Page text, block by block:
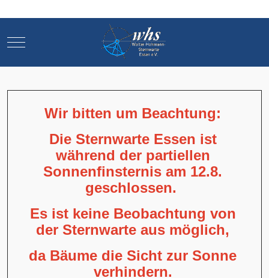
Mobile Menu Toggle
Wir bitten um Beachtung:
Die Sternwarte Essen ist
während der partiellen
Sonnenfinsternis am 12.8.
geschlossen.
Es ist keine Beobachtung von
der Sternwarte aus möglich,
da Bäume die Sicht zur Sonne
verhindern.